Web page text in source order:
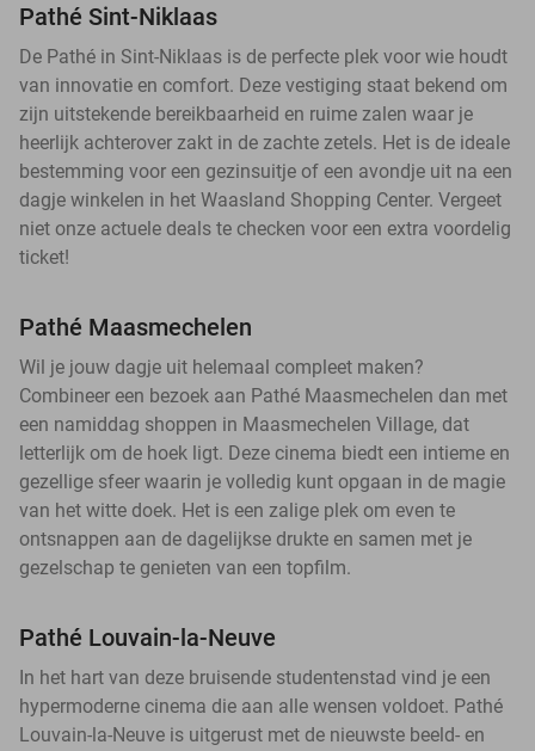
Pathé Sint-Niklaas
De Pathé in Sint-Niklaas is de perfecte plek voor wie houdt
van innovatie en comfort. Deze vestiging staat bekend om
zijn uitstekende bereikbaarheid en ruime zalen waar je
heerlijk achterover zakt in de zachte zetels. Het is de ideale
bestemming voor een gezinsuitje of een avondje uit na een
dagje winkelen in het Waasland Shopping Center. Vergeet
niet onze actuele deals te checken voor een extra voordelig
ticket!
Pathé Maasmechelen
Wil je jouw dagje uit helemaal compleet maken?
Combineer een bezoek aan Pathé Maasmechelen dan met
een namiddag shoppen in Maasmechelen Village, dat
letterlijk om de hoek ligt. Deze cinema biedt een intieme en
gezellige sfeer waarin je volledig kunt opgaan in de magie
van het witte doek. Het is een zalige plek om even te
ontsnappen aan de dagelijkse drukte en samen met je
gezelschap te genieten van een topfilm.
Pathé Louvain-la-Neuve
In het hart van deze bruisende studentenstad vind je een
hypermoderne cinema die aan alle wensen voldoet. Pathé
Louvain-la-Neuve is uitgerust met de nieuwste beeld- en